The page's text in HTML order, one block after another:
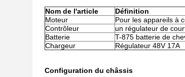
Nom de l'article
Définition
Moteur
Pour les appareils à
Contrôleur
un régulateur de
Batterie
T-875 batterie de
Chargeur
Régulateur 48V 17A
Configuration du châssis